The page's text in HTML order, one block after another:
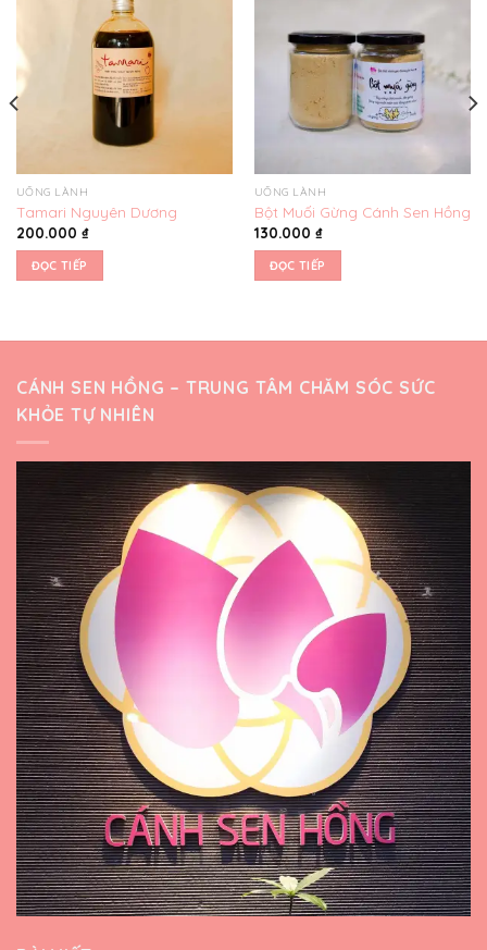
UỐNG LÀNH
Tamari Nguyên Dương
200.000 ₫
ĐỌC TIẾP
UỐNG LÀNH
Bột Muối Gừng Cánh Sen Hồng
130.000 ₫
ĐỌC TIẾP
CÁNH SEN HỒNG – TRUNG TÂM CHĂM SÓC SỨC
KHỎE TỰ NHIÊN